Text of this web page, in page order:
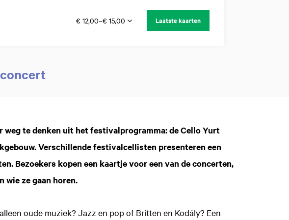
€ 12,00–€ 15,00
Laatste kaarten
weg te denken uit het festivalprogramma: de Cello Yurt
Verschillende festivalcellisten presenteren een
Bezoekers kopen een kaartje voor een van de concerten,
wie ze gaan horen.
oude muziek? Jazz en pop of Britten en Kodály? Een
Inzoomen